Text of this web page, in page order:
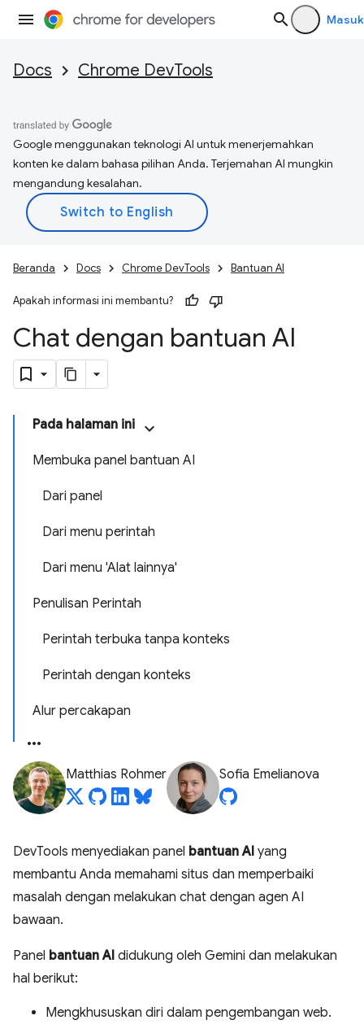
Masuk
Docs Chrome DevTools
Google menggunakan teknologi AI untuk menerjemahkan
konten ke dalam bahasa pilihan Anda. Terjemahan AI mungkin
mengandung kesalahan.
Beranda Docs Chrome DevTools Bantuan AI
Apakah informasi ini membantu?
Chat dengan bantuan AI
Pada halaman ini
Membuka panel bantuan AI
Dari panel
Dari menu perintah
Dari menu 'Alat lainnya'
Penulisan Perintah
Perintah terbuka tanpa konteks
Perintah dengan konteks
Alur percakapan
Matthias Rohmer Sofia Emelianova
DevTools menyediakan panel bantuan AI yang
membantu Anda memahami situs dan memperbaiki
masalah dengan melakukan chat dengan agen AI
bawaan.
Panel bantuan AI didukung oleh Gemini dan melakukan
hal berikut:
Mengkhususkan diri dalam pengembangan web.